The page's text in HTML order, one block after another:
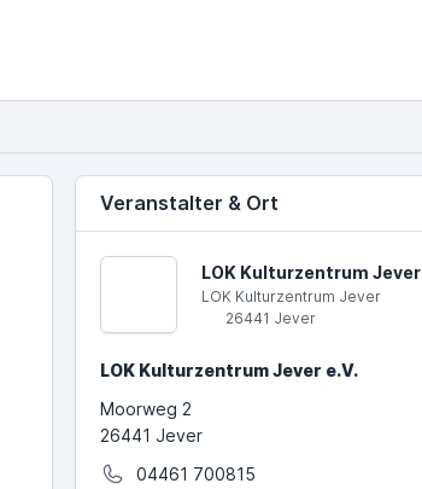
Veranstalter & Ort
LOK Kulturzentrum Jever
LOK Kulturzentrum Jever
26441 Jever
LOK Kulturzentrum Jever e.V.
Moorweg 2
26441 Jever
04461 700815